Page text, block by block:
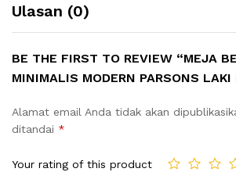
Ulasan (0)
BE THE FIRST TO REVIEW “MEJA
MINIMALIS MODERN PARSONS LAKI
Alamat email Anda tidak akan
ditandai *
Your rating of this product